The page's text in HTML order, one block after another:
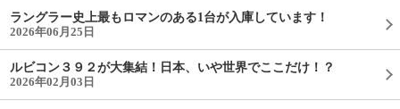
ラングラー史上最もロマンのある1台が入庫しています！
2026年06月25日
ルビコン３９２が大集結！日本、いや世界でここだけ！？
2026年02月03日